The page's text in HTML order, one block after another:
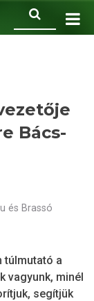
Bács-
és Brassó
túlmutató a
vagyunk, minél
segítjük